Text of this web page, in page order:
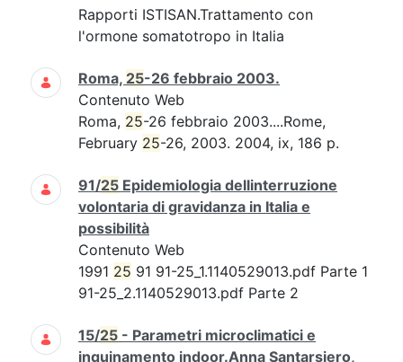
Rapporti ISTISAN.Trattamento con
l'ormone somatotropo in Italia
Roma, 25-26 febbraio 2003.
Contenuto Web
Roma, 25-26 febbraio 2003....Rome,
February 25-26, 2003. 2004, ix, 186 p.
91/25 Epidemiologia dellinterruzione
volontaria di gravidanza in Italia e
possibilità
Contenuto Web
1991 25 91 91-25_1.1140529013.pdf Parte 1
91-25_2.1140529013.pdf Parte 2
15/25 - Parametri microclimatici e
inquinamento indoor.Anna Santarsiero,